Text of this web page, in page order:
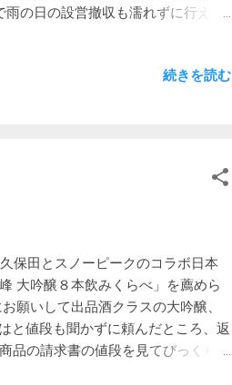
の日の設営撤収も濡れずに行えま
ントなので、奥側が狭いということ
を置くこともでき使い勝手が良い
トの中で寝袋に足を入れて座り、前
ースも狭くてすみます。狭い区画
ィー。 キャンプから帰った際に
ときには小さい方がテント内が温
較的小さいのでLサイズのスーツケ
行機を使って北海道や海外にキャ
ですが居住性は今一つで、高さが
続きを読む
保田とスノーピークのコラボ日本
大吟醸８本飲みくらべ」を薦めら
願いして出品酒クラスの大吟醸、
と値段も聞かずに頼んだところ、返
品の請求書の値段を見てびっくり。